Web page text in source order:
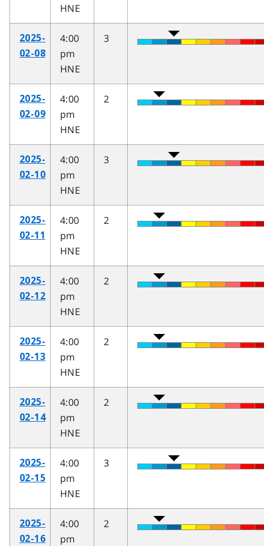
HNE
2025-
02-08
4:00
pm
HNE
3
2025-
02-09
4:00
pm
HNE
2
2025-
02-10
4:00
pm
HNE
3
2025-
02-11
4:00
pm
HNE
2
2025-
02-12
4:00
pm
HNE
2
2025-
02-13
4:00
pm
HNE
2
2025-
02-14
4:00
pm
HNE
2
2025-
02-15
4:00
pm
HNE
3
2025-
02-16
4:00
pm
2